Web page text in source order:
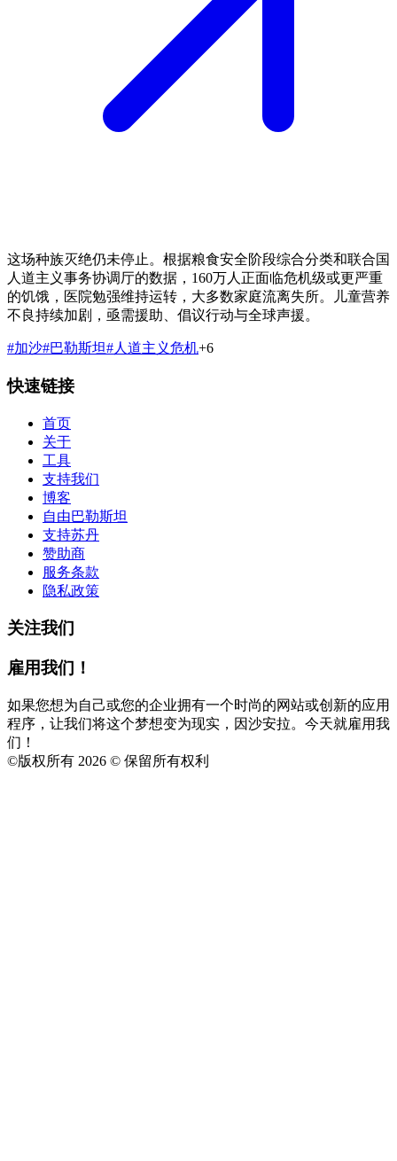
这场种族灭绝仍未停止。根据粮食安全阶段综合分类和联合国
人道主义事务协调厅的数据，160万人正面临危机级或更严重
的饥饿，医院勉强维持运转，大多数家庭流离失所。儿童营养
不良持续加剧，亟需援助、倡议行动与全球声援。
#加沙#巴勒斯坦#人道主义危机+6
快速链接
首页
关于
工具
支持我们
博客
自由巴勒斯坦
支持苏丹
赞助商
服务条款
隐私政策
关注我们
雇用我们！
如果您想为自己或您的企业拥有一个时尚的网站或创新的应用
程序，让我们将这个梦想变为现实，因沙安拉。今天就雇用我
们！
©版权所有 2026 © 保留所有权利